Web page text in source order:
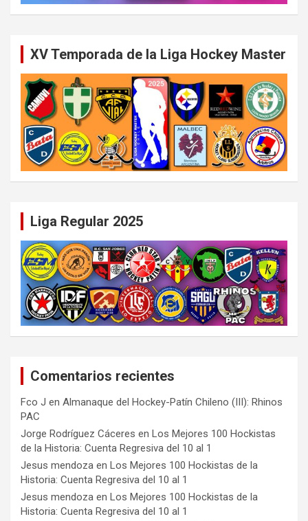
XV Temporada de la Liga Hockey Master
Liga Regular 2025
Comentarios recientes
Fco J en Almanaque del Hockey-Patín Chileno (III): Rhinos
PAC
Jorge Rodríguez Cáceres en Los Mejores 100 Hockistas
de la Historia: Cuenta Regresiva del 10 al 1
Jesus mendoza en Los Mejores 100 Hockistas de la
Historia: Cuenta Regresiva del 10 al 1
Jesus mendoza en Los Mejores 100 Hockistas de la
Historia: Cuenta Regresiva del 10 al 1